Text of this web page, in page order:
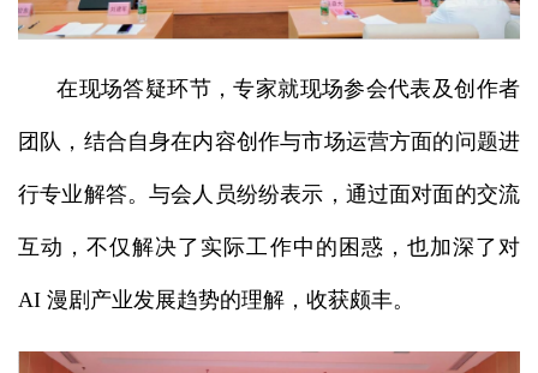
在现场答疑环节，专家就现场参会代表及创作者
团队，结合自身在内容创作与市场运营方面的问题进
行专业解答。与会人员纷纷表示，通过面对面的交流
互动，不仅解决了实际工作中的困惑，也加深了对
AI 漫剧产业发展趋势的理解，收获颇丰。